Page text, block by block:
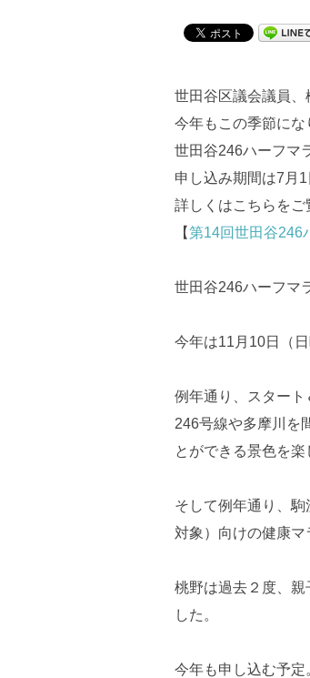
世田谷区議会議員、
今年もこの季節にな
世田谷246ハーフマ
申し込み期間は7月1
詳しくはこちらをご
【第14回世田谷246
世田谷246ハーフマ
今年は11月10日（
例年通り、スター
246号線や多摩川を
とができる景色を楽
そして例年通り、
対象）向けの健康マ
桃野は過去２度、
した。
今年も申し込む予定